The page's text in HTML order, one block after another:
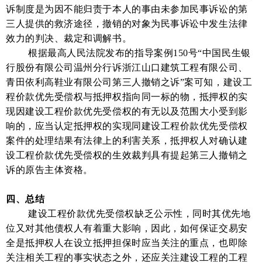
诉制度是为因不能归责于本人的事由未参加民事诉讼的第
三人提供的救济途径，撤销的对象为民事诉讼中发生法律
效力的判决、裁定和调解书。
根据最高人民法院发布的指导案例150号“中国民生银
行股份有限公司温州分行诉浙江山口建筑工程有限公司、
青田依利高鞋业有限公司第三人撤销之诉”案可知，建设工
程价款优先受偿权与抵押权指向同一标的物，抵押权的实
现因建设工程价款优先受偿权的有无以及范围大小受到影
响的，应当认定抵押权的实现同建设工程价款优先受偿权
案件的处理结果有法律上的利害关系，抵押权人对确认建
设工程价款优先受偿权的生效裁判具有提起第三人撤销之
诉的原告主体资格。
四、总结
建设工程价款优先受偿权缺乏公示性，同时其优先地
位又对其他债权人有着重大影响，因此，如何保证交易安
全是抵押权人在设立抵押担保时应当关注的重点，也即除
关注相关工程的事实状态之外，还应关注建设工程的工程